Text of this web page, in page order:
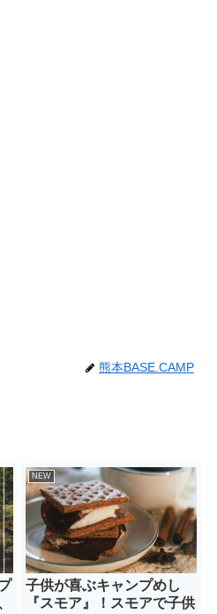
熊本BASE.CAMP
NEW
子供が喜ぶキャンプめし
『スモア』！スモアで子供